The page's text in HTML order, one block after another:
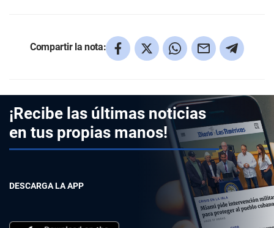
Compartir la nota:
¡Recibe las últimas noticias
en tus propias manos!
DESCARGA LA APP